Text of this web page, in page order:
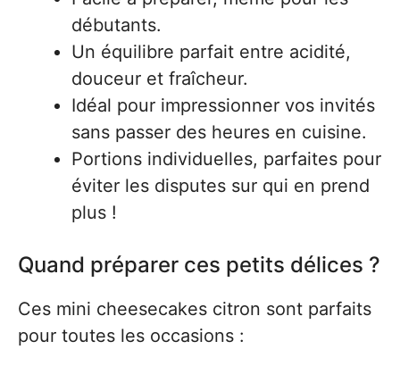
débutants.
Un équilibre parfait entre acidité,
douceur et fraîcheur.
Idéal pour impressionner vos invités
sans passer des heures en cuisine.
Portions individuelles, parfaites pour
éviter les disputes sur qui en prend
plus !
Quand préparer ces petits délices ?
Ces mini cheesecakes citron sont parfaits
pour toutes les occasions :